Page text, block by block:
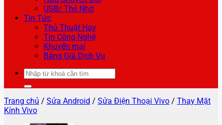
USB/ Thẻ Nhớ
Tin Tức
Thủ Thuật Hay
Tin Công Nghệ
Khuyến mại
Bảng Giá Dịch Vụ
Tìm
kiếm:
Trang chủ / Sửa Android / Sửa Điện Thoại Vivo / Thay Mặt
Kính Vivo